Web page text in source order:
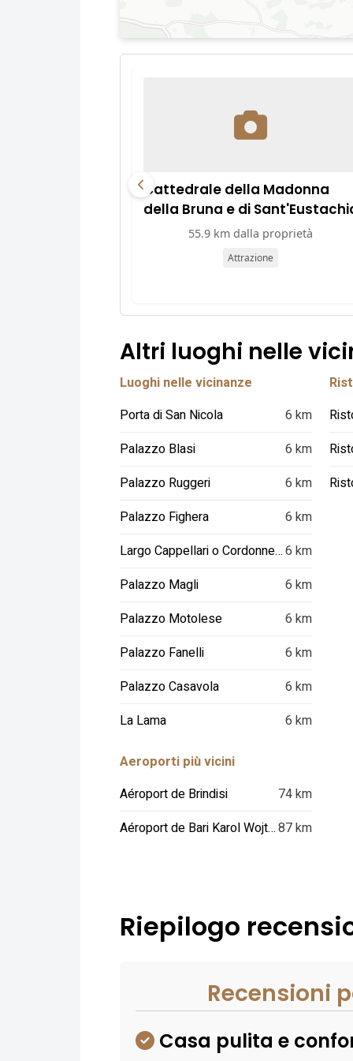
Cattedrale della Madonna
della Bruna e di
55.9 km dalla proprietà
Attrazione
Altri luoghi nelle
Luoghi nelle vicinanze
Porta di San Nicola
6 km
Palazzo Blasi
6 km
Palazzo Ruggeri
6 km
Palazzo Fighera
6 km
Largo Cappellari o Cordonnello6 km
Palazzo Magli
6 km
Palazzo Motolese
6 km
Palazzo Fanelli
6 km
Palazzo Casavola
6 km
La Lama
6 km
Aeroporti più vicini
Aéroport de Brindisi
74 km
Aéroport de Bari Karol Wojtyla87 km
Riepilogo
Recensioni
Casa pulita e